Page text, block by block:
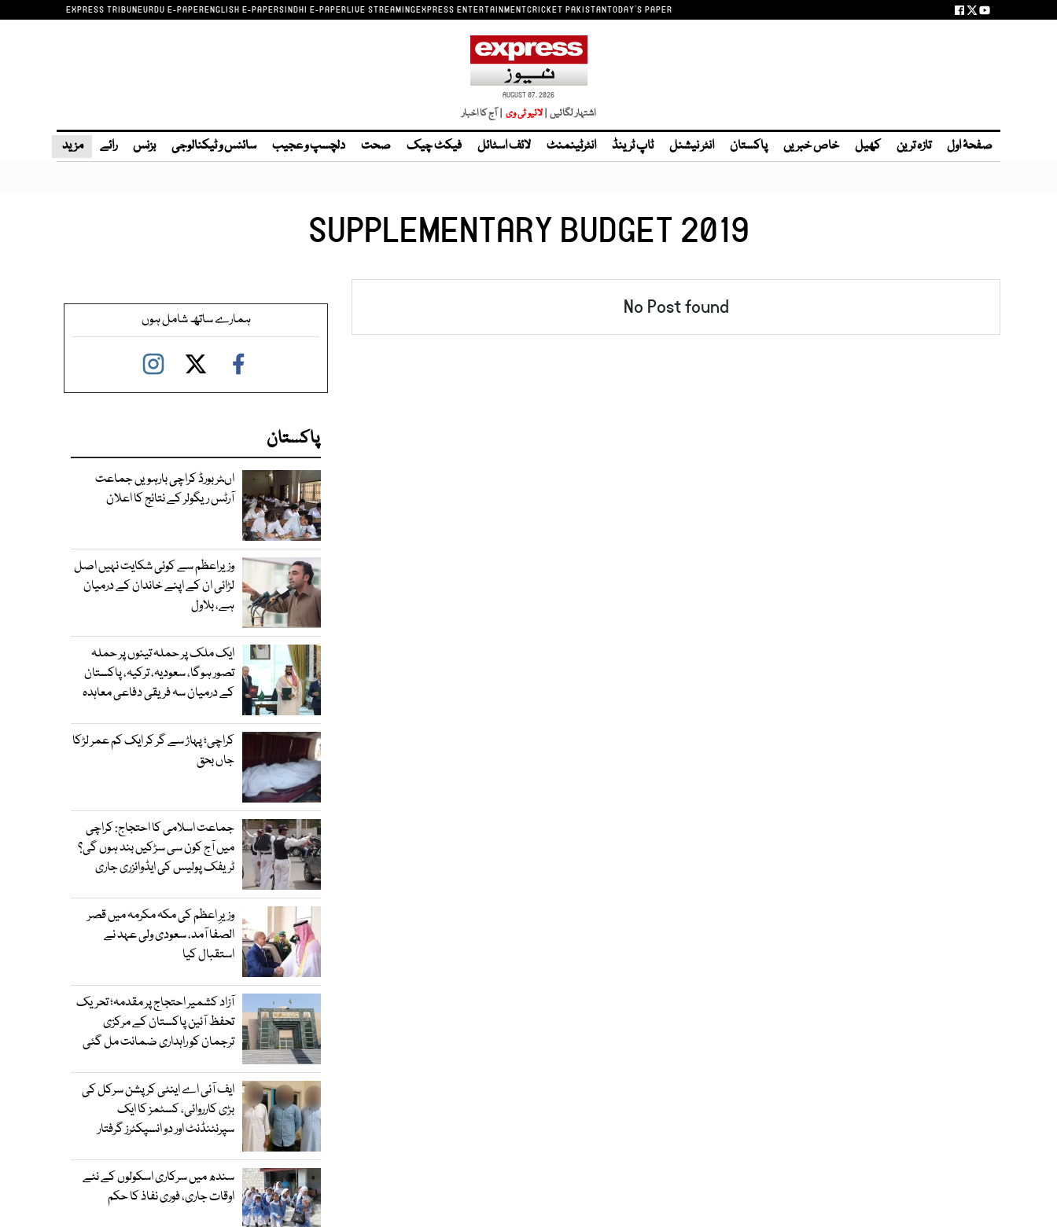
EXPRESS TRIBUNEURDU E-PAPERENGLISH E-PAPERSINDHI E-PAPERLIVE STREAMINGEXPRESS ENTERTAINMENTCRICKET PAKISTANTODAY'S PAPER
AUGUST 07, 2026
اشتہار لگائیں |لائیو ٹی وی | آج کا اخبار
صفحۂ اول تازہ ترین کھیل خاص خبریں پاکستان انٹر نیشنل ٹاپ ٹرینڈ انٹرٹینمنٹ لائف اسٹائل فیکٹ چیک صحت دلچسپ و عجیب سائنس و ٹیکنالوجی بزنس رائے مزید
SUPPLEMENTARY BUDGET 2019
No Post found ہمارے ساتھ شامل ہوں
پاکستان
اںٹر بورڈ کراچی بارہویں جماعت
آرٹس ریگولر کے نتائج کا اعلان
وزیراعظم سے کوئی شکایت نہیں اصل
لڑائی ان کے اپنے خاندان کے درمیان
ہے، بلاول
ایک ملک پر حملہ تینوں پر حملہ
تصور ہوگا، سعودیہ، ترکیہ، پاکستان
کے درمیان سہ فریقی دفاعی معاہدہ
کراچی؛ پہاڑ سے گر کر ایک کم عمر لڑکا
جاں بحق
جماعت اسلامی کا احتجاج: کراچی
میں آج کون سی سڑکیں بند ہوں گی؟
ٹریفک پولیس کی ایڈوائزری جاری
وزیرِ اعظم کی مکہ مکرمہ میں قصر
الصفا آمد، سعودی ولی عہد نے
استقبال کیا
آزاد کشمیر احتجاج پر مقدمہ؛ تحریک
تحفظ آئین پاکستان کے مرکزی
ترجمان کو راہداری ضمانت مل گئی
ایف آئی اے اینٹی کرپشن سرکل کی
بڑی کارروائی، کسٹمز کا ایک
سپرنٹنڈنٹ اور دو انسپکٹرز گرفتار
سندھ میں سرکاری اسکولوں کے نئے
اوقات جاری، فوری نفاذ کا حکم